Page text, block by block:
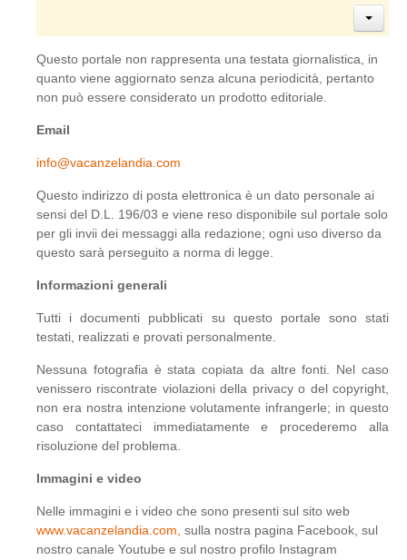
Questo portale non rappresenta una testata giornalistica, in
quanto viene aggiornato senza alcuna periodicità, pertanto
non può essere considerato un prodotto editoriale.
Email
info@vacanzelandia.com
Questo indirizzo di posta elettronica è un dato personale ai
sensi del D.L. 196/03 e viene reso disponibile sul portale solo
per gli invii dei messaggi alla redazione; ogni uso diverso da
questo sarà perseguito a norma di legge.
Informazioni generali
Tutti i documenti pubblicati su questo portale sono stati
testati, realizzati e provati personalmente.
Nessuna fotografia è stata copiata da altre fonti. Nel caso
venissero riscontrate violazioni della privacy o del copyright,
non era nostra intenzione volutamente infrangerle; in questo
caso contattateci immediatamente e procederemo alla
risoluzione del problema.
Immagini e video
Nelle immagini e i video che sono presenti sul sito web
www.vacanzelandia.com, sulla nostra pagina Facebook, sul
nostro canale Youtube e sul nostro profilo Instagram